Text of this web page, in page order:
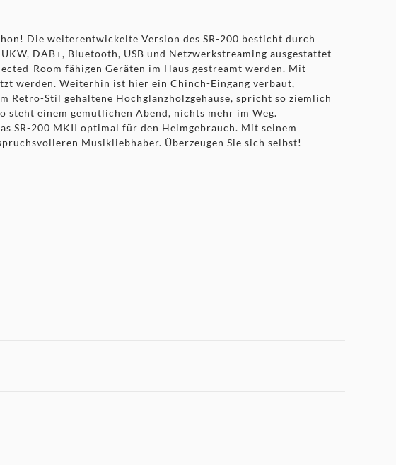
Die weiterentwickelte Version des SR-200 besticht durch
DAB+, Bluetooth, USB und Netzwerkstreaming ausgestattet
Room fähigen Geräten im Haus gestreamt werden. Mit
werden. Weiterhin ist hier ein Chinch-Eingang verbaut,
Retro-Stil gehaltene Hochglanzholzgehäuse, spricht so ziemlich
steht einem gemütlichen Abend, nichts mehr im Weg.
SR-200 MKII optimal für den Heimgebrauch. Mit seinem
Musikliebhaber. Überzeugen Sie sich selbst!